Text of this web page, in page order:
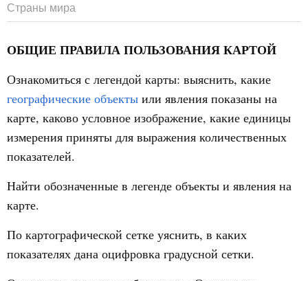
Страны мира
ОБЩИЕ ПРАВИЛА ПОЛЬЗОВАНИЯ КАРТОЙ
Ознакомиться с легендой карты: выяснить, какие
географические объекты или явления показаны на
карте, каково условное изображение, какие единицы
измерения приняты для выражения количественных
показателей.
Найти обозначенные в легенде объекты и явления на
карте.
По картографической сетке уяснить, в каких
показателях дана оцифровка градусной сетки.